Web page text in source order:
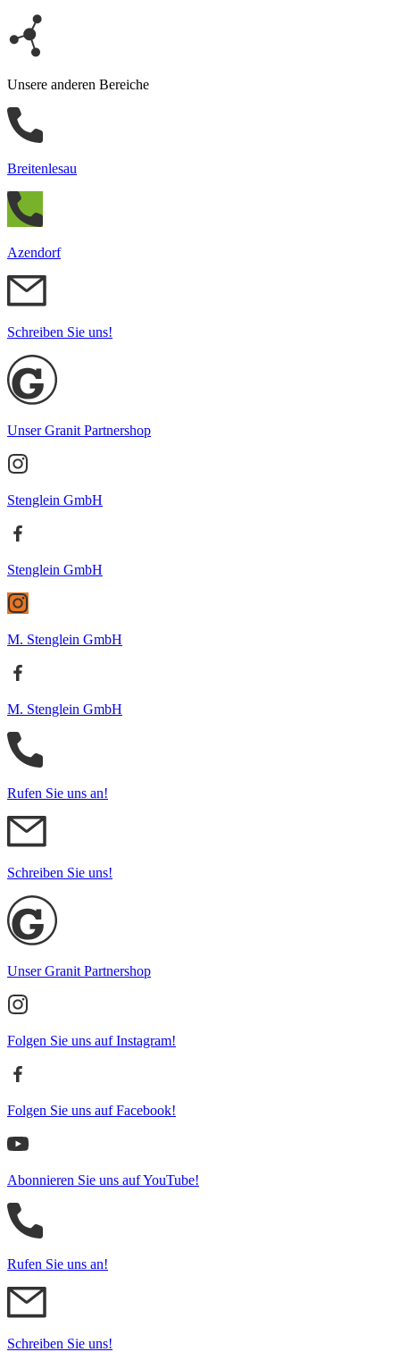
Unsere anderen Bereiche
Breitenlesau
Azendorf
Schreiben Sie uns!
Unser Granit Partnershop
Stenglein GmbH
Stenglein GmbH
M. Stenglein GmbH
M. Stenglein GmbH
Rufen Sie uns an!
Schreiben Sie uns!
Unser Granit Partnershop
Folgen Sie uns auf Instagram!
Folgen Sie uns auf Facebook!
Abonnieren Sie uns auf YouTube!
Rufen Sie uns an!
Schreiben Sie uns!